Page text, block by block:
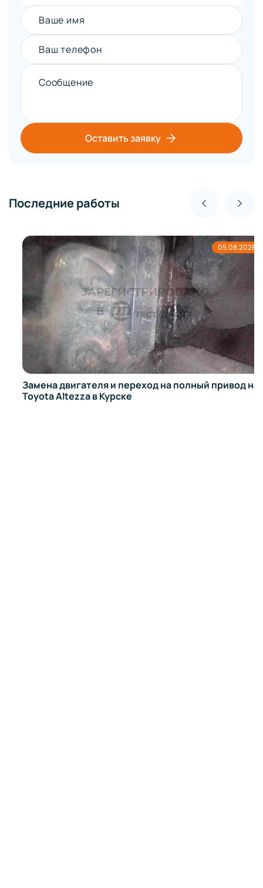
Ваше имя
Ваш телефон
Сообщение
Оставить заявку
Последние работы
05.08.2026
Замена двигателя и переход на полный привод на
Toyota Altezza в Курске